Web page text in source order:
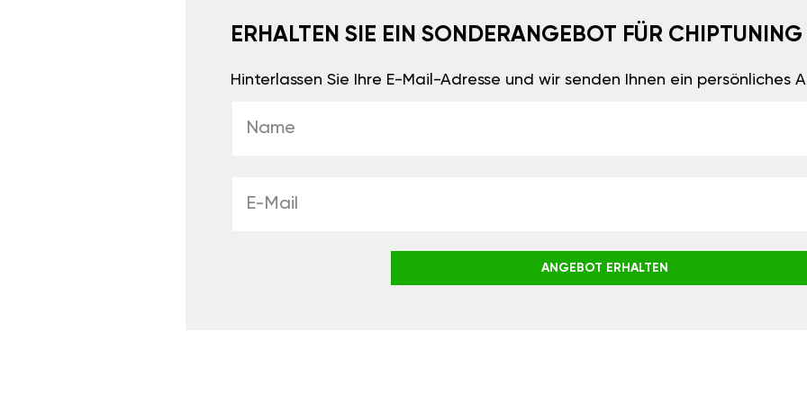
ERHALTEN SIE EIN SONDERANGEBOT FÜR CHIPTUNING
Hinterlassen Sie Ihre E-Mail-Adresse und wir senden Ihnen ein persönliches
ANGEBOT ERHALTEN